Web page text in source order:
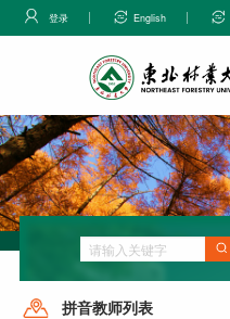
登录 English
拼音教师列表